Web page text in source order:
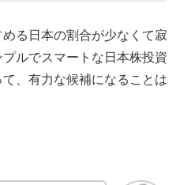
る日本の割合が少なくて寂
ルでスマートな日本株投資
、有力な候補になることは